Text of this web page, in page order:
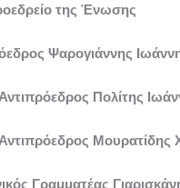
της Ένωσης
Ψαρογιάννης
Πολίτης
Μουρατίδης
Γραμματέας